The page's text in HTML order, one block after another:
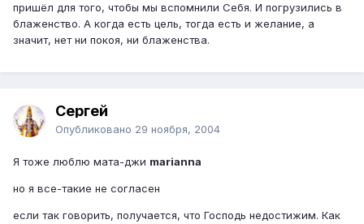
пришёл для того, чтобы мы вспомнили Себя. И погрузились в
блаженство. А когда есть цель, тогда есть и желание, а
значит, нет ни покоя, ни блаженства.
Сергей
Опубликовано 29 ноября, 2004
Я тоже люблю мата-джи marianna
но я все-такие не согласен
если так говорить, получается, что Господь недостижим. Как